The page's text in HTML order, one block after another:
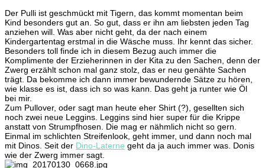
Der Pulli ist geschmückt mit Tigern, das kommt momentan beim
Kind besonders gut an. So gut, dass er ihn am liebsten jeden Tag
anziehen will. Was aber nicht geht, da der nach einem
Kindergartentag erstmal in die Wäsche muss. Ihr kennt das sicher.
Besonders toll finde ich in diesem Bezug auch immer die
Komplimente der Erzieherinnen in der Kita zu den Sachen, denn der
Zwerg erzählt schon mal ganz stolz, das er neu genähte Sachen
trägt. Da bekomme ich dann immer bewundernde Sätze zu hören,
wie klasse es ist, dass ich so was kann. Das geht ja runter wie Öl
bei mir.
Zum Pullover, oder sagt man heute eher Shirt (?), gesellten sich
noch zwei neue Leggins. Leggins sind hier super für die Krippe
anstatt von Strumpfhosen. Die mag er nähmlich nicht so gern.
Einmal im schlichten Streifenlook, geht immer, und dann noch mal
mit Dinos. Seit der Dino-Laterne geht da ja auch immer was. Donis
wie der Zwerg immer sagt.